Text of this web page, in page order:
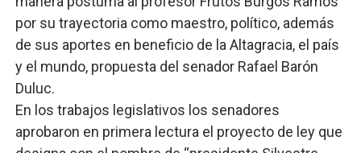
por su trayectoria como maestro, político, además
de sus aportes en beneficio de la Altagracia, el país
y el mundo, propuesta del senador Rafael Barón
Duluc.
En los trabajos legislativos los senadores
aprobaron en primera lectura el proyecto de ley que